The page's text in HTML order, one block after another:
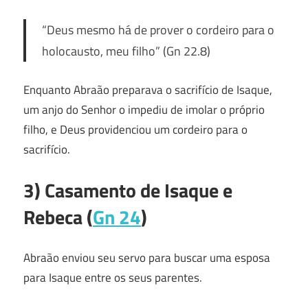
“Deus mesmo há de prover o cordeiro para o
holocausto, meu filho” (Gn 22.8)
Enquanto Abraão preparava o sacrifício de Isaque,
um anjo do Senhor o impediu de imolar o próprio
filho, e Deus providenciou um cordeiro para o
sacrifício.
3) Casamento de Isaque e
Rebeca (Gn 24)
Abraão enviou seu servo para buscar uma esposa
para Isaque entre os seus parentes.